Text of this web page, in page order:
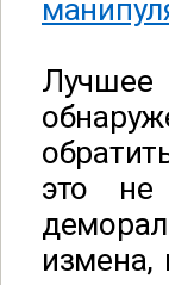
Лучшее
это не